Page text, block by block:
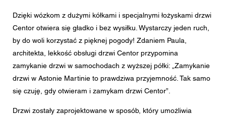
Dzięki wózkom z dużymi kółkami i specjalnymi łożyskami drzwi
Centor otwiera się gładko i bez wysiłku. Wystarczy jeden ruch,
by do woli korzystać z pięknej pogody! Zdaniem Paula,
architekta, lekkość obsługi drzwi Centor przypomina
zamykanie drzwi w samochodach z wyższej półki: „Zamykanie
drzwi w Astonie Martinie to prawdziwa przyjemność. Tak samo
się czuję, gdy otwieram i zamykam drzwi Centor”.
Drzwi zostały zaprojektowane w sposób, który umożliwia